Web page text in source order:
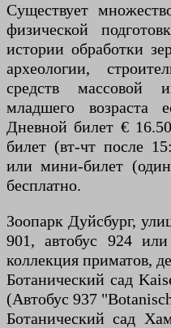
Существует
физической
истории обработки
археологии,
средств массовой
младшего возраста
Дневной билет €
билет (вт-чт после
или мини-билет
бесплатно.
Зоопарк Дуйсбург,
901, автобус 924
коллекция приматов,
Ботанический сад
(Автобус 937
Ботанический сад